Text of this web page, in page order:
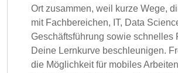
Ort zusammen, weil kurze Wege,
mit Fachbereichen, IT, Data
Geschäftsführung sowie schnelles
Deine Lernkurve beschleunigen.
die Möglichkeit für mobiles